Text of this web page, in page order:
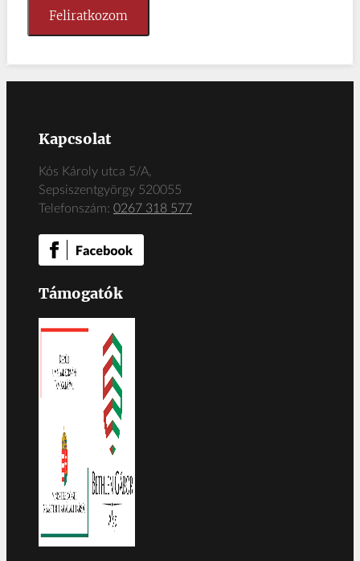
Feliratkozom
Kapcsolat
Kós Károly utca 5/A,
Sepsiszentgyörgy 520055
Telefonszám: 0267 318 577
Támogatók